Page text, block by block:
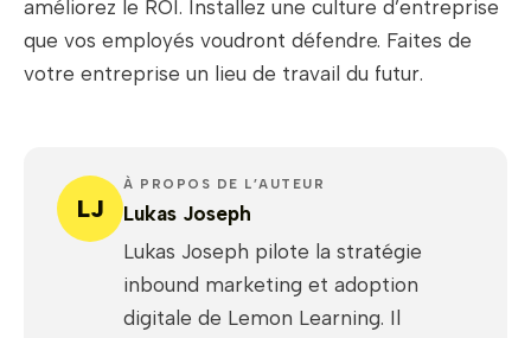
améliorez le ROI. Installez une culture d’entreprise
que vos employés voudront défendre. Faites de
votre entreprise un lieu de travail du futur.
LJ
À PROPOS DE L’AUTEUR
Lukas Joseph
Lukas Joseph pilote la stratégie
inbound marketing et adoption
digitale de Lemon Learning. Il